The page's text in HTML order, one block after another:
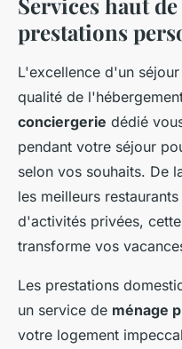
prestations
L'excellence d'un
qualité de
conciergerie dédié
pendant votre séjour
selon vos souhaits. De
les meilleurs
d'activités privées,
transforme vos
Les prestations
un service de ménage
votre logement